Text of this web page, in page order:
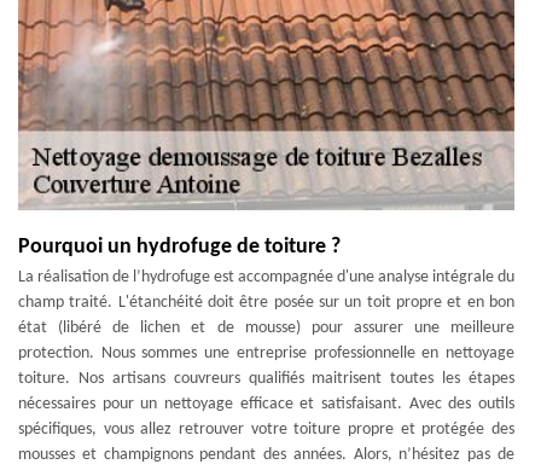
Pourquoi un hydrofuge de toiture ?
La réalisation de l’hydrofuge est accompagnée d'une analyse intégrale du
champ traité. L'étanchéité doit être posée sur un toit propre et en bon
état (libéré de lichen et de mousse) pour assurer une meilleure
protection. Nous sommes une entreprise professionnelle en nettoyage
toiture. Nos artisans couvreurs qualifiés maitrisent toutes les étapes
nécessaires pour un nettoyage efficace et satisfaisant. Avec des outils
spécifiques, vous allez retrouver votre toiture propre et protégée des
mousses et champignons pendant des années. Alors, n’hésitez pas de